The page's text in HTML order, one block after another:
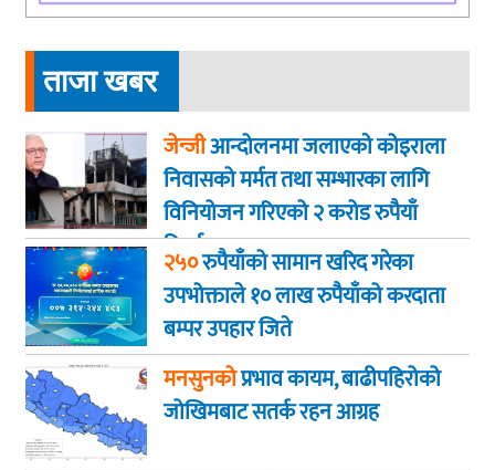
ताजा खबर
जेन्जीआन्दोलनमा जलाएकाे कोइराला
निवासको मर्मत तथा सम्भारका लागि
विनियोजन गरिएको २ करोड रुपैयाँ
फिर्ता
२५०रुपैयाँको सामान खरिद गरेका
उपभोक्ताले १० लाख रुपैयाँको करदाता
बम्पर उपहार जिते
मनसुनकोप्रभाव कायम, बाढीपहिरोको
जोखिमबाट सतर्क रहन आग्रह